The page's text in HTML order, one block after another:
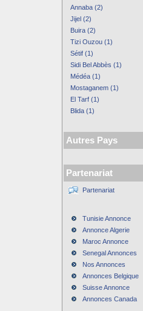
Annaba (2)
Jijel (2)
Buira (2)
Tizi Ouzou (1)
Sétif (1)
Sidi Bel Abbès (1)
Médéa (1)
Mostaganem (1)
El Tarf (1)
Blida (1)
Autres Pays
Partenariat
Partenariat
Tunisie Annonce
Annonce Algerie
Maroc Annonce
Senegal Annonces
Nos Annonces
Annonces Belgique
Suisse Annonce
Annonces Canada